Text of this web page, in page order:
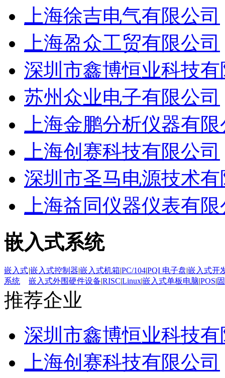
上海徐吉电气有限公司
上海盈众工贸有限公司
深圳市鑫博恒业科技
苏州众业电子有限公司
上海金鹏分析仪器有
上海创赛科技有限公司
深圳市圣马电源技术
上海益同仪器仪表有
嵌入式系统
嵌入式
系统
|嵌入式控制器|嵌入式机箱|PC/104|PQI 电子盘|嵌入式开
嵌入式外围硬件设备|RISC|Linux|嵌入式单板电脑|POS|
推荐企业
深圳市鑫博恒业科技
上海创赛科技有限公司